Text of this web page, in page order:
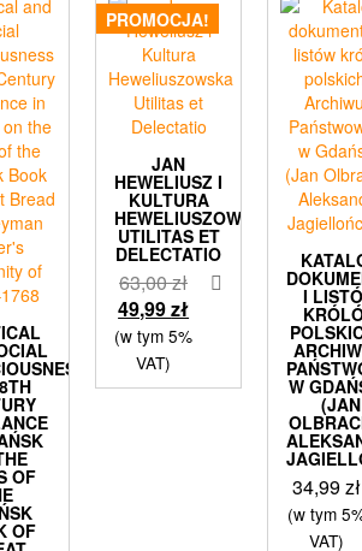
OF
OF
PROMOCJA!
JAN
HEWELIUSZ I
KULTURA
HEWELIUSZOWSKA
UTILITAS ET
DELECTATIO
63,00złPierwotna
cena
wynosiła:
49,99złAktualna
cena
49,99 zł.
(w tym 5%
VAT)
I
W
(JAN
34,99zł
(w tym
VAT)